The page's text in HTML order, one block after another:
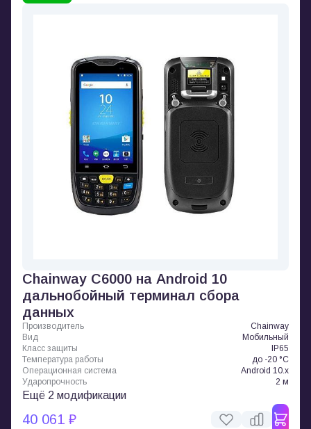
Chainway C6000 на Android 10
дальнобойный терминал сбора
данных
Производитель
Chainway
Вид
Мобильный
Класс защиты
IP65
Температура работы
до -20 °C
Операционная система
Android 10.x
Ударопрочность
2 м
Ещё 2 модификации
40 061 ₽